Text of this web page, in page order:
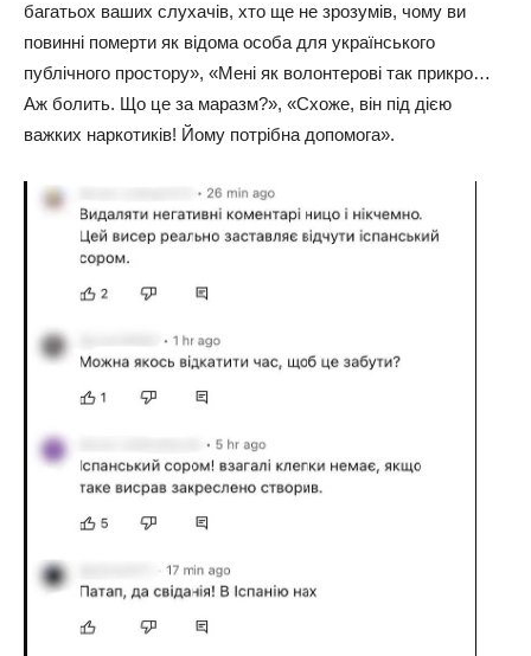
багатьох ваших слухачів, хто ще не зрозумів, чому ви
повинні померти як відома особа для українського
публічного простору», «Мені як волонтерові так прикро…
Аж болить. Що це за маразм?», «Схоже, він під дією
важких наркотиків! Йому потрібна допомога».